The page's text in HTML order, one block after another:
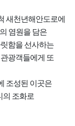
새천년해안도로에
염원을 담은
함을 선사하는
광객들에게 또
조성된 이곳은
의 조화로